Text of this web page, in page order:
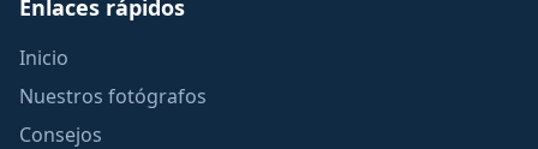
Enlaces rápidos
Inicio
Nuestros fotógrafos
Consejos